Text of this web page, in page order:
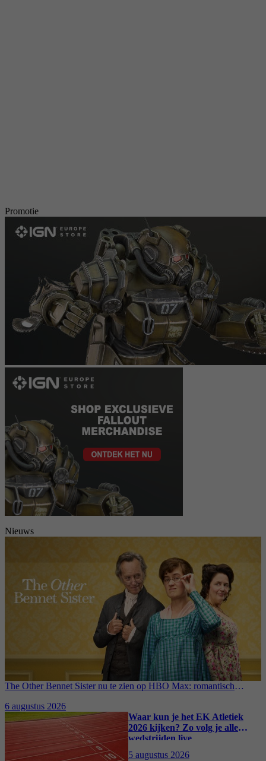
Promotie
Nieuws
The Other Bennet Sister nu te zien op HBO Max: romantisch
6 augustus 2026
Waar kun je het EK Atletiek
2026 kijken? Zo volg je alle
wedstrijden live
5 augustus 2026